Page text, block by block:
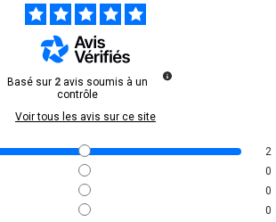
Basé sur 2 avis soumis à un
contrôle
Voir tous les avis sur ce site
2
0
0
0